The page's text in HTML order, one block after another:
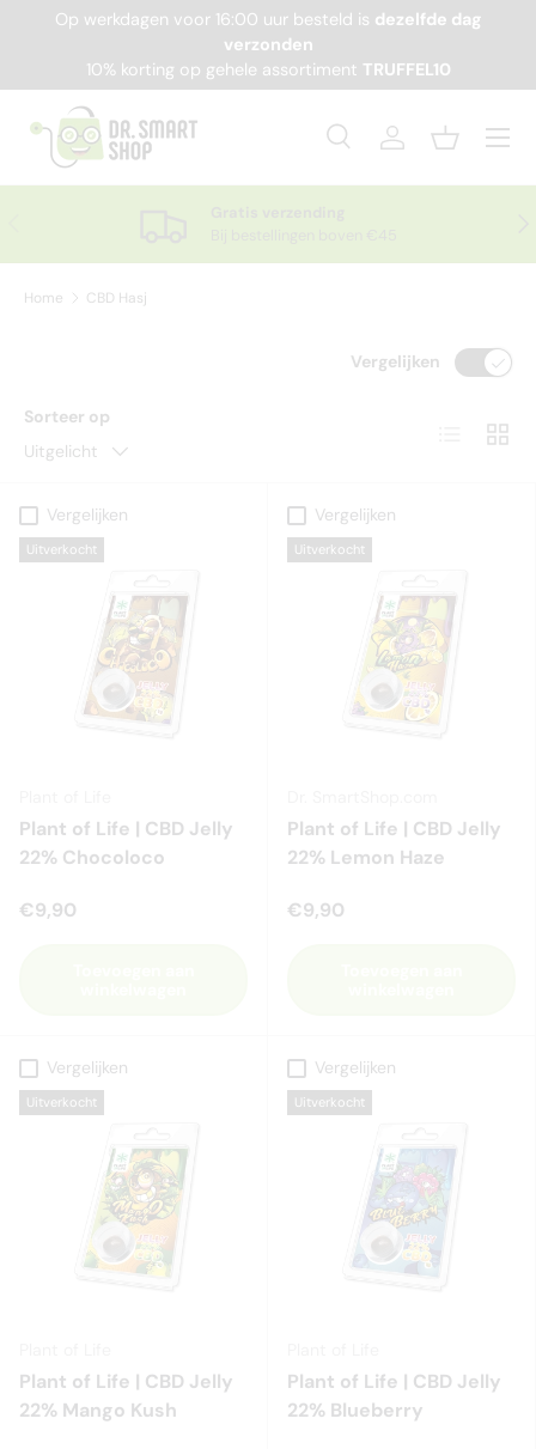
Op werkdagen voor 16:00 uur besteld is dezelfde dag
verzonden
10% korting op gehele assortiment TRUFFEL10
Zoeken
Productsoort
ZoekenInloggenMandje
Menu
Home CBD Hasj
Sorteer op
Uitgelicht
Vergelijken
Vergelijken
Uitverkocht
Plant of Life | CBD Jelly
22% Chocoloco
€9,90
Vergelijken
Uitverkocht
Plant of Life | CBD Jelly
22% Lemon Haze
€9,90
Vergelijken
Uitverkocht
Plant of Life | CBD Jelly
22% Mango Kush
Vergelijken
Uitverkocht
Plant of Life | CBD Jelly
22% Blueberry